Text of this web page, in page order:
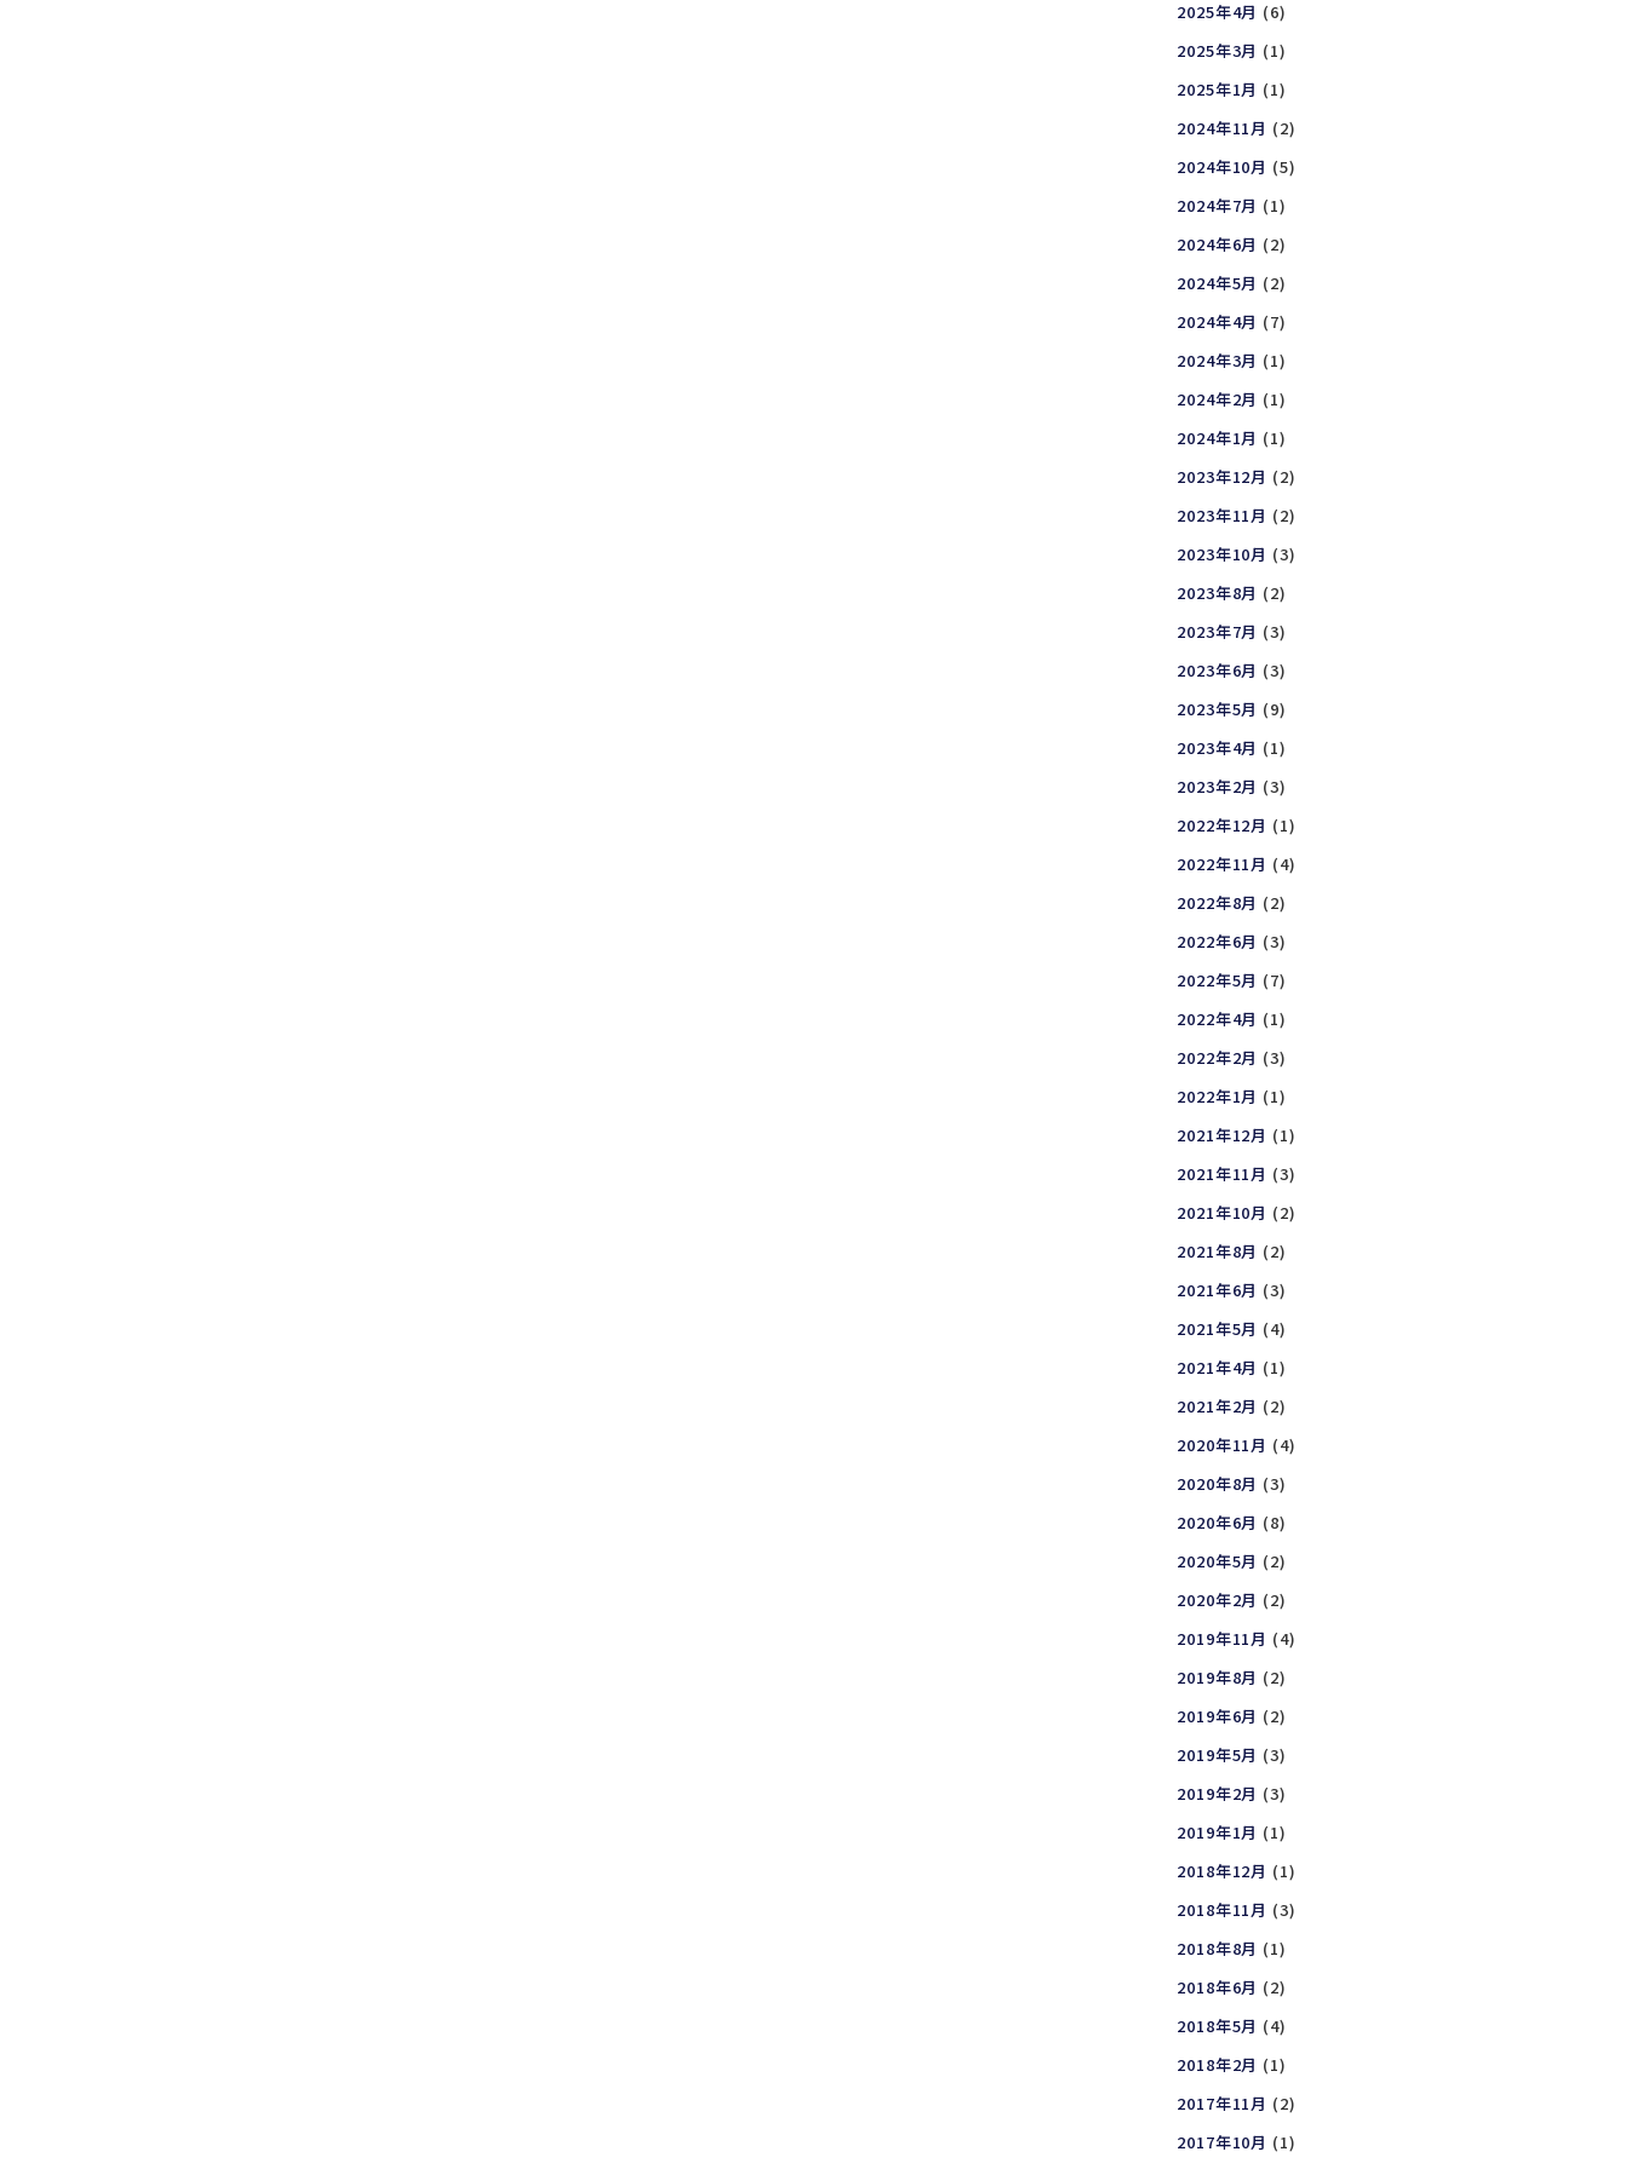
2025年4月 (6)
2025年3月 (1)
2025年1月 (1)
2024年11月 (2)
2024年10月 (5)
2024年7月 (1)
2024年6月 (2)
2024年5月 (2)
2024年4月 (7)
2024年3月 (1)
2024年2月 (1)
2024年1月 (1)
2023年12月 (2)
2023年11月 (2)
2023年10月 (3)
2023年8月 (2)
2023年7月 (3)
2023年6月 (3)
2023年5月 (9)
2023年4月 (1)
2023年2月 (3)
2022年12月 (1)
2022年11月 (4)
2022年8月 (2)
2022年6月 (3)
2022年5月 (7)
2022年4月 (1)
2022年2月 (3)
2022年1月 (1)
2021年12月 (1)
2021年11月 (3)
2021年10月 (2)
2021年8月 (2)
2021年6月 (3)
2021年5月 (4)
2021年4月 (1)
2021年2月 (2)
2020年11月 (4)
2020年8月 (3)
2020年6月 (8)
2020年5月 (2)
2020年2月 (2)
2019年11月 (4)
2019年8月 (2)
2019年6月 (2)
2019年5月 (3)
2019年2月 (3)
2019年1月 (1)
2018年12月 (1)
2018年11月 (3)
2018年8月 (1)
2018年6月 (2)
2018年5月 (4)
2018年2月 (1)
2017年11月 (2)
2017年10月 (1)